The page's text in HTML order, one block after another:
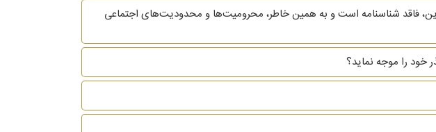
فاقد شناسنامه است و به همین خاطر، محرومیت‌ها و محدودیت‌های اجتماعی
خود را موجه نماید؟